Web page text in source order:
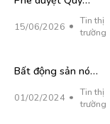
thành phố Đà
đến năm 2075
15/06/2026
Tin thị
trường
Bất động sản nói
Nẵng nói riêng sẽ
01/02/2024
Tin thị
trường